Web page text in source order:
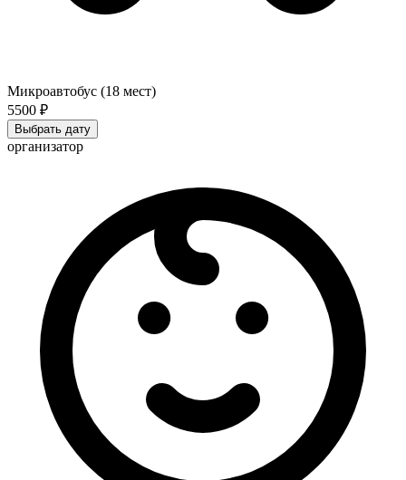
Микроавтобус (18 мест)
5500 ₽
Выбрать дату
организатор